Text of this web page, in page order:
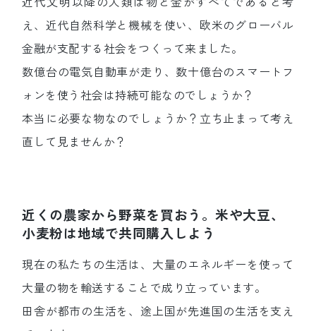
え、近代自然科学と機械を使い、欧米のグローバル
金融が支配する社会をつくって来ました。
数億台の電気自動車が走り、数十億台のスマートフ
ォンを使う社会は持続可能なのでしょうか？
本当に必要な物なのでしょうか？立ち止まって考え
直して見ませんか？
近くの農家から野菜を買おう。米や大豆、
小麦粉は地域で共同購入しよう
現在の私たちの生活は、大量のエネルギーを使って
大量の物を輸送することで成り立っています。
田舎が都市の生活を、途上国が先進国の生活を支え